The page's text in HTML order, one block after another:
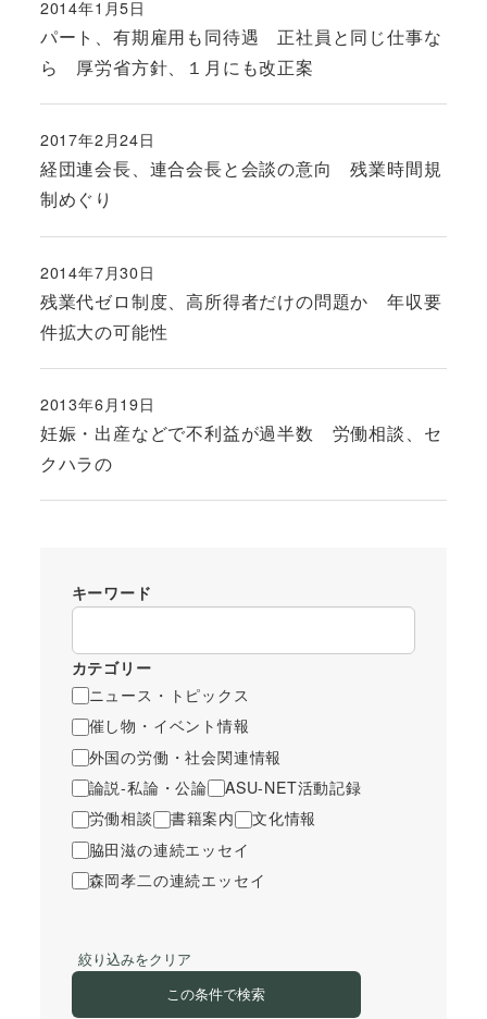
パート、有期雇用も同待遇 正社員と同じ仕事な
ら 厚労省方針、１月にも改正案
投稿日
2014年1月5日
経団連会長、連合会長と会談の意向 残業時間規
制めぐり
投稿日
2017年2月24日
残業代ゼロ制度、高所得者だけの問題か 年収要
件拡大の可能性
投稿日
2014年7月30日
妊娠・出産などで不利益が過半数 労働相談、セ
クハラの
投稿日
2013年6月19日
キーワード
カテゴリー
ニュース・トピックス
催し物・イベント情報
外国の労働・社会関連情報
論説-私論・公論
ASU-NET活動記録
労働相談
書籍案内
文化情報
脇田滋の連続エッセイ
森岡孝二の連続エッセイ
絞り込みをクリア
この条件で検索